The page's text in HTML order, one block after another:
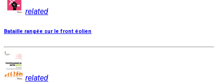
related
Bataille rangée sur le front éolien
related